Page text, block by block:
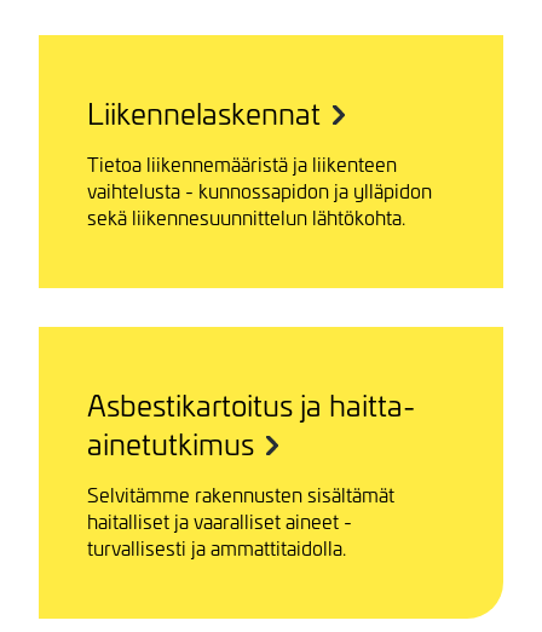
Liikennelaskennat
Tietoa liikennemääristä ja liikenteen
vaihtelusta - kunnossapidon ja ylläpidon
sekä liikennesuunnittelun lähtökohta.
Asbestikartoitus ja haitta-
ainetutkimus
Selvitämme rakennusten sisältämät
haitalliset ja vaaralliset aineet -
turvallisesti ja ammattitaidolla.